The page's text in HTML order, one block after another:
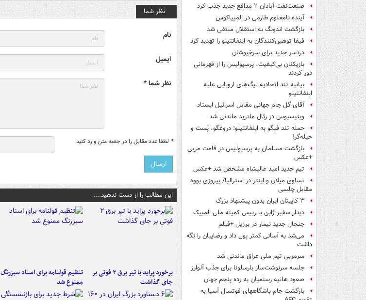
صنعت‌نفت آبادان ۲ مدافع جدید جذب کرد
آینده نامعلوم طارمی در المپیاکوس
بازگشت اندونگ به استقلال منتفی شد
فیفا توهین‌کنندگان به اینفانتینو را تهدید کرد
دردسر جدید برای سرخپوشان
بازیکنان بی‌کیفیت، پرسپولیس را از قهرمانی
دور کردند
بیانیه تند اتحادیه لیگ‌های اروپایی علیه
اینفانتینو
آقای گل جام جهانی مقابل اسرائیل ایستاد
وینیسیوس در رئال مادرید ماندنی شد
حمله تند فیگو به اینفانتینو: دروغگو، پَست‌ و
حیله‌گر!
بازگشت مسلمان به پرسپولیس در قامت مربی
+عکس
تیم جدید امید عالیشاه مشخص شد +عکس
تساوی میلان و اینتر در استرالیا/ پیروزی یووه
مقابل چلسی
۳ کاپیتان ایران بدون پیشنهاد بزرگ
دیدار سفیر ژاپن با رییس کمیته ملی المپیک
جنجال جدید نیمار در برزیل +فیلم
می‌شد به آسانی کمتر پول داد و رضاییان را نگه
داشت
سرمربی تیم ملی عراق ماندنی شد
جلسه سرنوشت‌ساز بارسلونا برای جذب آلوارز
صعود هانیه رستمیان به رده پنجم جهان
بازگشت جام باشگاههای فوتسال آسیا به
نظر شما
نام
ایمیل
نظر شما *
* لطفا عدد مقابل را در جعبه متن وارد کنید
این مطالب را از دست ندهید....
برخورد پراید با تیر برق ۲ فوتی بر
جای گذاشت
تنظیم قولنامه برای اسناد سبزرنگ
ممنوع شد